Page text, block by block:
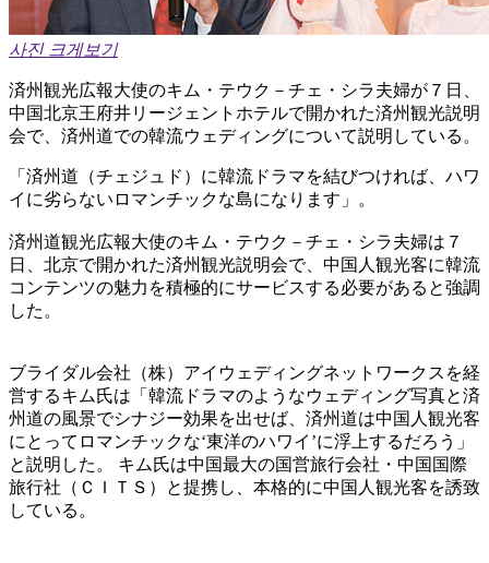
사진 크게보기
済州観光広報大使のキム・テウク－チェ・シラ夫婦が７日、
中国北京王府井リージェントホテルで開かれた済州観光説明
会で、済州道での韓流ウェディングについて説明している。
「済州道（チェジュド）に韓流ドラマを結びつければ、ハワ
イに劣らないロマンチックな島になります」。
済州道観光広報大使のキム・テウク－チェ・シラ夫婦は７
日、北京で開かれた済州観光説明会で、中国人観光客に韓流
コンテンツの魅力を積極的にサービスする必要があると強調
した。
ブライダル会社（株）アイウェディングネットワークスを経
営するキム氏は「韓流ドラマのようなウェディング写真と済
州道の風景でシナジー効果を出せば、済州道は中国人観光客
にとってロマンチックな‘東洋のハワイ’に浮上するだろう」
と説明した。 キム氏は中国最大の国営旅行会社・中国国際
旅行社（ＣＩＴＳ）と提携し、本格的に中国人観光客を誘致
している。